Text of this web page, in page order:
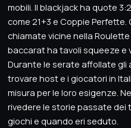
mobili. Il blackjack ha quote
come 21+3 e Coppie
chiamate vicine nella Roulette
baccarat ha tavoli squeeze e
Durante le serate affollate
trovare host e i giocatori in
misura per le loro esigenze.
rivedere le storie passate dei
giochi e quando eri seduto.